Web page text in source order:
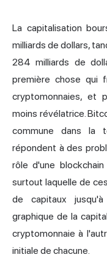
La capitalisation
milliards de dollars,
284 milliards de
première chose qui
cryptomonnaies, et
moins révélatrice.
commune dans la
répondent à des
rôle d'une
surtout laquelle de
de capitaux
graphique de la
cryptomonnaie à
initiale de chacune.